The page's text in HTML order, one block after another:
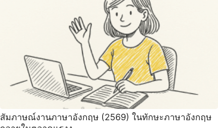
สัมภาษณ์งานภาษาอังกฤษ (2569) ในทักษะภาษาอังกฤษ